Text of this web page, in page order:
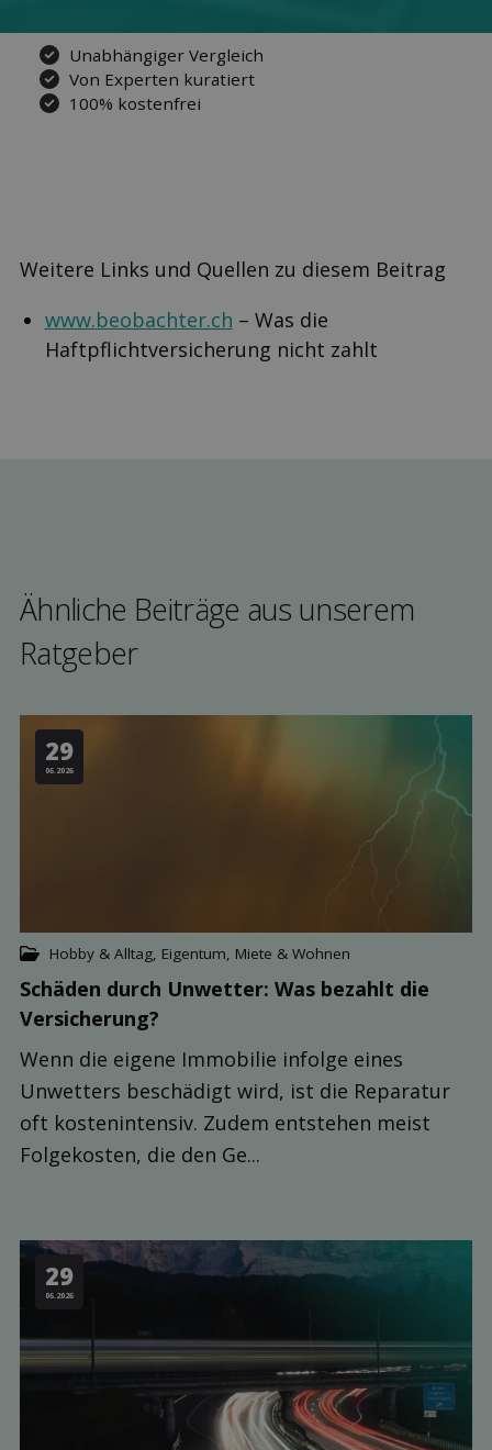
Unabhängiger Vergleich
Von Experten kuratiert
100% kostenfrei
Weitere Links und Quellen zu diesem Beitrag
www.beobachter.ch – Was die
Haftpflichtversicherung nicht zahlt
Ähnliche Beiträge aus unserem
Rat­geber
29
06.2026
Hobby & Alltag Eigentum, Miete & Wohnen
Schäden durch Unwetter: Was bezahlt die
Ver­sicherung?
Wenn die eigene Immobilie infolge eines
Unwetters beschädigt wird, ist die Reparatur
oft kostenintensiv. Zudem entstehen meist
Folgekosten, die den Ge...
29
06.2026